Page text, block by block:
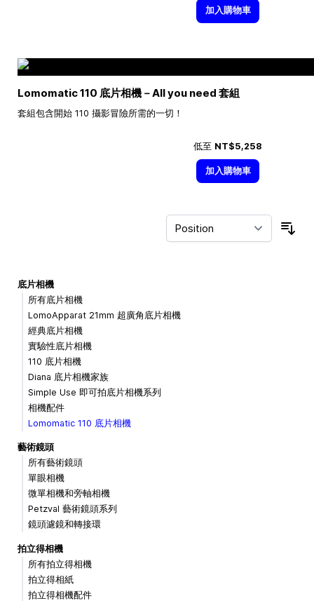
加入購物車
Lomomatic 110 底片相機－All you need 套組
套組包含開始 110 攝影冒險所需的一切！
低至 NT$5,258
加入購物車
底片相機
所有底片相機
LomoApparat 21mm 超廣角底片相機
經典底片相機
實驗性底片相機
110 底片相機
Diana 底片相機家族
Simple Use 即可拍底片相機系列
相機配件
Lomomatic 110 底片相機
藝術鏡頭
所有藝術鏡頭
單眼相機
微單相機和旁軸相機
Petzval 藝術鏡頭系列
鏡頭濾鏡和轉接環
拍立得相機
所有拍立得相機
拍立得相紙
拍立得相機配件